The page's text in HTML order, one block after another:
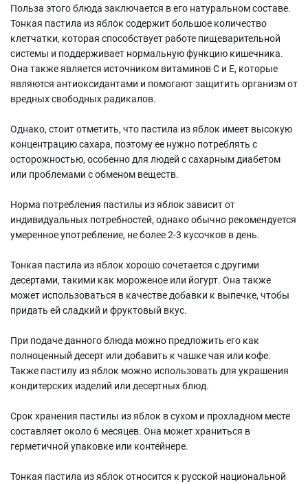
Польза этого блюда заключается в его натуральном составе.
Тонкая пастила из яблок содержит большое количество
клетчатки, которая способствует работе пищеварительной
системы и поддерживает нормальную функцию кишечника.
Она также является источником витаминов С и E, которые
являются антиоксидантами и помогают защитить организм от
вредных свободных радикалов.
Однако, стоит отметить, что пастила из яблок имеет высокую
концентрацию сахара, поэтому ее нужно потреблять с
осторожностью, особенно для людей с сахарным диабетом
или проблемами с обменом веществ.
Норма потребления пастилы из яблок зависит от
индивидуальных потребностей, однако обычно рекомендуется
умеренное употребление, не более 2-3 кусочков в день.
Тонкая пастила из яблок хорошо сочетается с другими
десертами, такими как мороженое или йогурт. Она также
может использоваться в качестве добавки к выпечке, чтобы
придать ей сладкий и фруктовый вкус.
При подаче данного блюда можно предложить его как
полноценный десерт или добавить к чашке чая или кофе.
Также пастилу из яблок можно использовать для украшения
кондитерских изделий или десертных блюд.
Срок хранения пастилы из яблок в сухом и прохладном месте
составляет около 6 месяцев. Она может храниться в
герметичной упаковке или контейнере.
Тонкая пастила из яблок относится к русской национальной